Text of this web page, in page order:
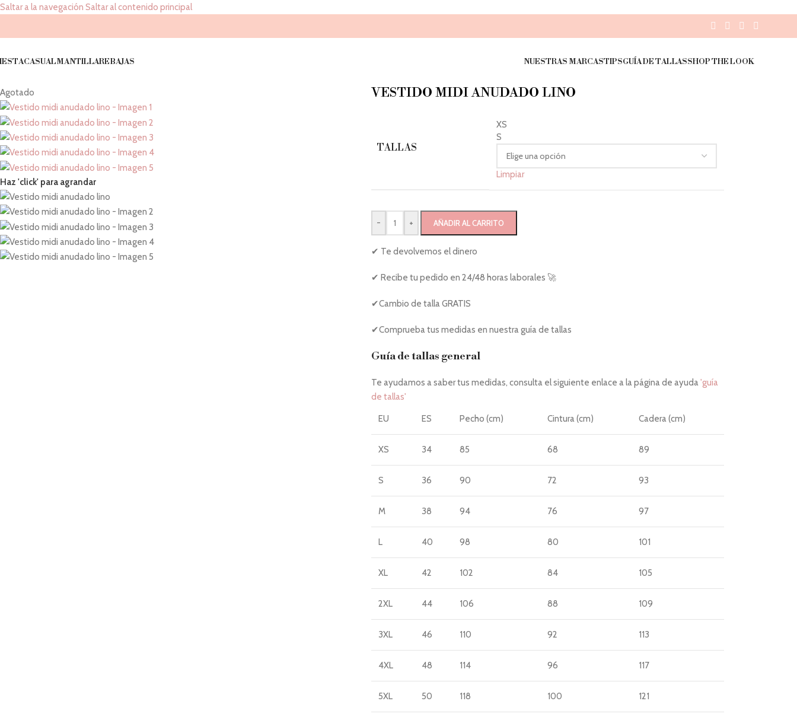
Saltar a la navegación Saltar al contenido principal
CASUALMANTILLAREBAJAS NUESTRAS MARCASTIPSGUÍA DE TALLASSHOP THE LOOK
Agotado
Haz 'click' para agrandar
VESTIDO MIDI ANUDADO LINO
TALLAS
XS
S
Limpiar
- + AÑADIR AL CARRITO
✔ Te devolvemos el dinero
✔ Recibe tu pedido en 24/48 horas laborales 🚀
✔Cambio de talla GRATIS
✔Comprueba tus medidas en nuestra guía de tallas
Guía de tallas general
Te ayudamos a saber tus medidas, consulta el siguiente enlace a la página de ayuda'guía
de tallas'
EU ES Pecho (cm) Cintura (cm) Cadera (cm)
XS 34 85 68 89
S 36 90 72 93
M 38 94 76 97
L 40 98 80 101
XL 42 102 84 105
2XL 44 106 88 109
3XL 46 110 92 113
4XL 48 114 96 117
5XL 50 118 100 121